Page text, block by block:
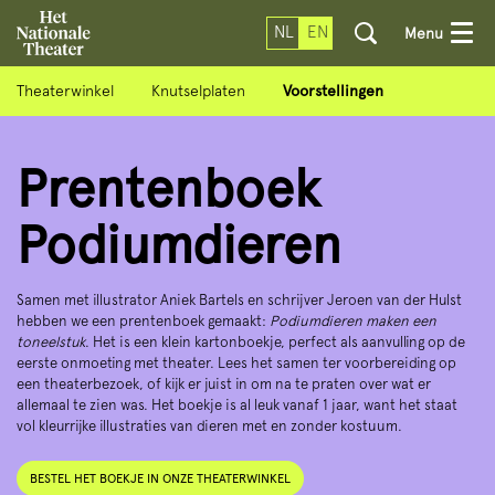
NL EN Menu
Theaterwinkel Knutselplaten Voorstellingen
Prentenboek
Podiumdieren
Samen met illustrator Aniek Bartels en schrijver Jeroen van der Hulst
hebben we een prentenboek gemaakt: Podiumdieren maken een
toneelstuk. Het is een klein kartonboekje, perfect als aanvulling op de
eerste onmoeting met theater. Lees het samen ter voorbereiding op
een theaterbezoek, of kijk er juist in om na te praten over wat er
allemaal te zien was. Het boekje is al leuk vanaf 1 jaar, want het staat
vol kleurrijke illustraties van dieren met en zonder kostuum.
BESTEL HET BOEKJE IN ONZE THEATERWINKEL